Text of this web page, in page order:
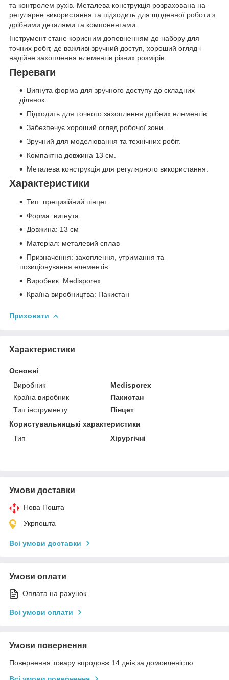
та контролем рухів. Металева конструкція розрахована на
регулярне використання та підходить для щоденної роботи з
дрібними деталями та компонентами.
Інструмент стане корисним доповненням до набору для
точних робіт, де важливі зручний доступ, хороший огляд і
надійне захоплення елементів різних розмірів.
Переваги
Вигнута форма для зручного доступу до складних
ділянок.
Підходить для точного захоплення дрібних елементів.
Забезпечує хороший огляд робочої зони.
Зручний для моделювання та технічних робіт.
Компактна довжина 13 см.
Металева конструкція для регулярного використання.
Характеристики
Тип: прецизійний пінцет
Форма: вигнута
Довжина: 13 см
Матеріал: металевий сплав
Призначення: захоплення, утримання та
позиціонування елементів
Виробник: Medisporex
Країна виробництва: Пакистан
Приховати
Характеристики
Основні
Виробник
Medisporex
Країна виробник
Пакистан
Тип інструменту
Пінцет
Користувальницькі характеристики
Тип
Хірургічні
Умови доставки
Нова Пошта
Укрпошта
Всі умови доставки
Умови оплати
Оплата на рахунок
Всі умови оплати
Умови повернення
Повернення товару впродовж 14 днів за домовленістю